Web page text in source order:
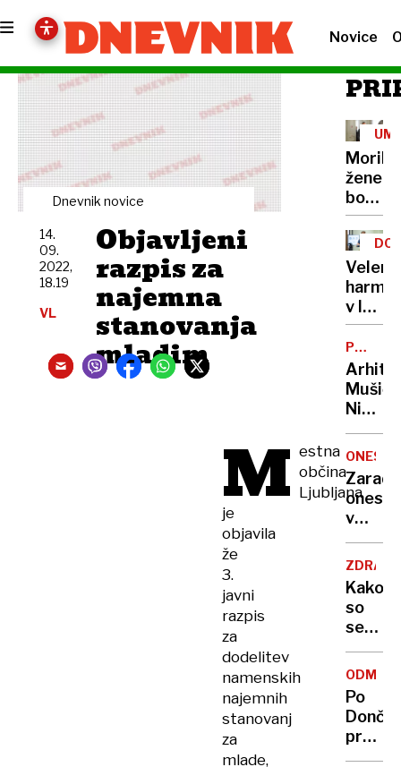
Novice
Dnevnik novice
Objavljeni
razpis za
najemna
stanovanja
mladim
14.
09.
2022,
18.19
VL
M estna
občina
Ljubljana
je
objavila
že
3.
javni
razpis
za
dodelitev
namenskih
najemnih
stanovanj
za
mlade,
žene
bo
sedel
21
let
v lov
na
nov
rekord
CENTER
Mušič:
Nikoli
nisem
da je
to v
moji
sploh
Zaradi
v
delu
voda
Kako
so
se
cilji
vlade
Po
Karma